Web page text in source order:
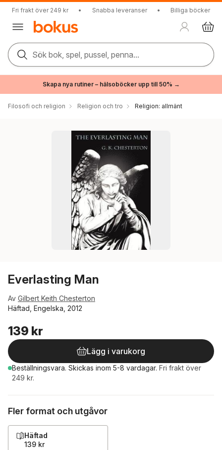
Fri frakt över 249 kr • Snabba leveranser • Billiga böcker
Sök bok, spel, pussel, penna...
Skapa nya rutiner – hälsoböcker upp till 50% →
Filosofi och religion Religion och tro Religion: allmänt
Everlasting Man
Av Gilbert Keith Chesterton
Häftad, Engelska, 2012
139 kr
Lägg i varukorg
Beställningsvara. Skickas inom 5-8 vardagar. Fri frakt över
249 kr.
Fler format och utgåvor
Häftad
139 kr